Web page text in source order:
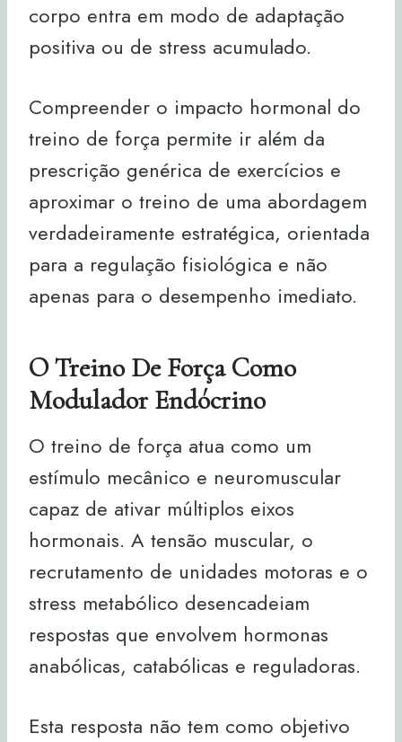
corpo entra em modo de adaptação
positiva ou de stress acumulado.
Compreender o impacto hormonal do
treino de força permite ir além da
prescrição genérica de exercícios e
aproximar o treino de uma abordagem
verdadeiramente estratégica, orientada
para a regulação fisiológica e não
apenas para o desempenho imediato.
O Treino De Força Como
Modulador Endócrino
O treino de força atua como um
estímulo mecânico e neuromuscular
capaz de ativar múltiplos eixos
hormonais. A tensão muscular, o
recrutamento de unidades motoras e o
stress metabólico desencadeiam
respostas que envolvem hormonas
anabólicas, catabólicas e reguladoras.
Esta resposta não tem como objetivo